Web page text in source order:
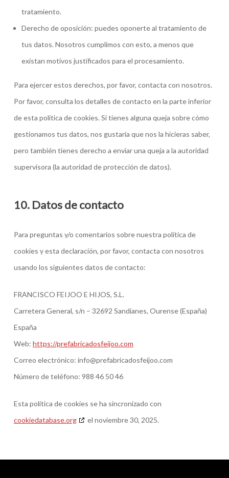
tratamiento.
Derecho de oposición: puedes oponerte al tratamiento de
tus datos. Nosotros cumplimos con esto, a menos que
existan motivos justificados para el procesamiento.
Para ejercer estos derechos, por favor, contacta con nosotros.
Por favor, consulta los detalles de contacto en la parte inferior
de esta política de cookies. Si tienes alguna queja sobre cómo
gestionamos tus datos, nos gustaría que nos la hicieras saber,
pero también tienes derecho a enviar una queja a la autoridad
supervisora (la autoridad de protección de datos).
10. Datos de contacto
Para preguntas y/o comentarios sobre nuestra política de
cookies y esta declaración, por favor, contacta con nosotros
usando los siguientes datos de contacto:
FRANCISCO FEIJOO E HIJOS, S.L.
Carretera General, s/n – 32692 Sandianes, Ourense (España)
España
Web: https://prefabricadosfeijoo.com
Correo electrónico: info@prefabricadosfeijoo.com
Número de teléfono: 988 46 50 46
Esta política de cookies se ha sincronizado con
cookiedatabase.org
el noviembre 30, 2025.